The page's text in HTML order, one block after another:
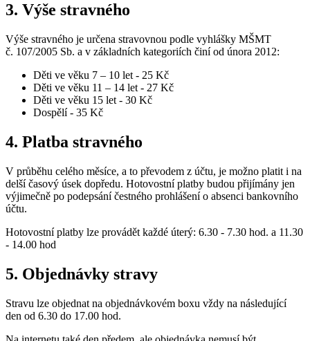
3. Výše stravného
Výše stravného je určena stravovnou podle vyhlášky MŠMT
č. 107/2005 Sb. a v základních kategoriích činí od února 2012:
Děti ve věku 7 – 10 let - 25 Kč
Děti ve věku 11 – 14 let - 27 Kč
Děti ve věku 15 let - 30 Kč
Dospělí - 35 Kč
4. Platba stravného
V průběhu celého měsíce, a to převodem z účtu, je možno platit i na
delší časový úsek dopředu. Hotovostní platby budou přijímány jen
výjimečně po podepsání čestného prohlášení o absenci bankovního
účtu.
Hotovostní platby lze provádět každé úterý: 6.30 - 7.30 hod. a 11.30
- 14.00 hod
5. Objednávky stravy
Stravu lze objednat na objednávkovém boxu vždy na následující
den od 6.30 do 17.00 hod.